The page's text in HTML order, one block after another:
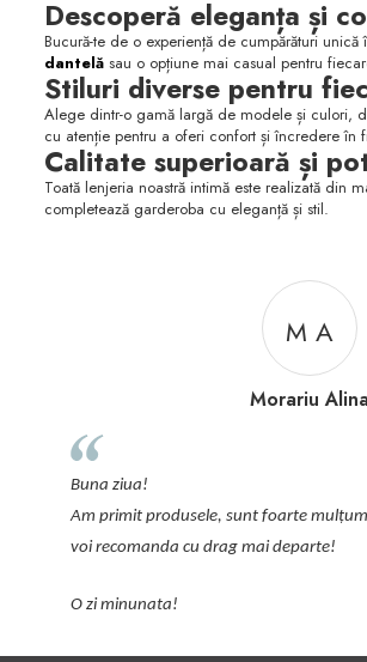
Descoperă eleganța și
Bucură-te de o experiență de cumpărături
dantelă sau o opțiune mai casual pentru
Stiluri diverse pentru
Alege dintr-o gamă largă de modele și culori,
cu atenție pentru a oferi confort și încredere în
Calitate superioară și
Toată lenjeria noastră intimă este realizată din
completează garderoba cu eleganță și stil.
M C
M Cristina
plus de feminitate, modelele sunt in pas cu
pijamalele sunt cele mai confortabile.
Comanda se face usor iar livrarea este